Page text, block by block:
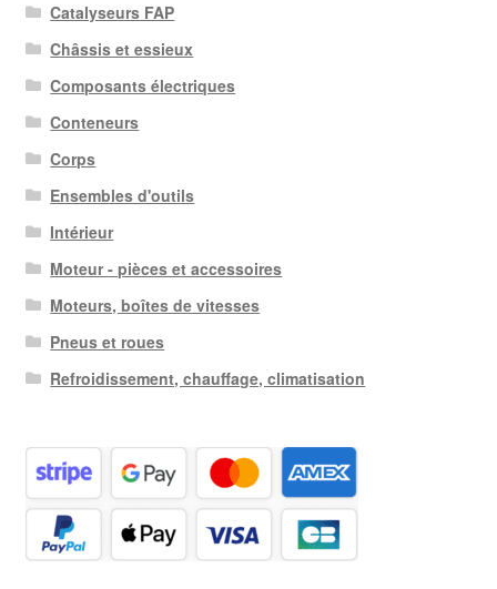
Catalyseurs FAP
Châssis et essieux
Composants électriques
Conteneurs
Corps
Ensembles d'outils
Intérieur
Moteur - pièces et accessoires
Moteurs, boîtes de vitesses
Pneus et roues
Refroidissement, chauffage, climatisation